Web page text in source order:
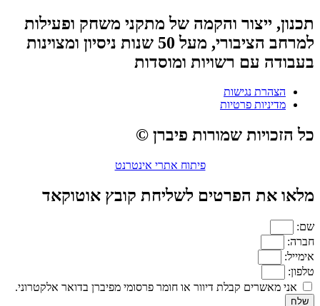
תכנון, ייצור והקמה של מתקני משחק ופעילות
למרחב הציבורי, מעל 50 שנות ניסיון ומצוינות
בעבודה עם רשויות ומוסדות
הצהרת נגישות
מדיניות פרטיות
כל הזכויות שמורות פיברן ©
פיתוח אתרי אינטרנט
מלאו את הפרטים לשליחת קובץ אוטוקאד
שם:
חברה:
אימייל:
טלפון:
אני מאשרים קבלת דיוור או חומר פרסומי מפיברן בדואר אלקטרוני.
שלח